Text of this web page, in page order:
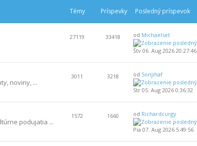
Témy Príspevky Posledný príspevok
27119 33418 od Michaelset
Štv 06. Aug 2026 20:27:46
noviny, ...
3011 3218 od Sonjihaf
Str 05. Aug 2026 0:36:32
podujatia ...
1572 1660 od Richardcurgy
Pia 07. Aug 2026 5:49:56